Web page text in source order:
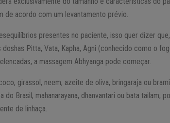
de acordo com um levantamento prévio.
presentes no paciente, isso quer dizer
Pitta, Vata, Kapha, Agni (conhecido como o
a massagem Abhyanga pode começar.
girassol, neem, azeite de oliva, bringaraja ou brami
Brasil, mahanarayana, dhanvantari ou bata tailam;
de linhaça.